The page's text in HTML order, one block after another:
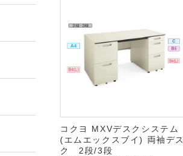
コクヨ MXVデスクシステム
(エムエックスブイ) 両袖デス
ク 2段/3段